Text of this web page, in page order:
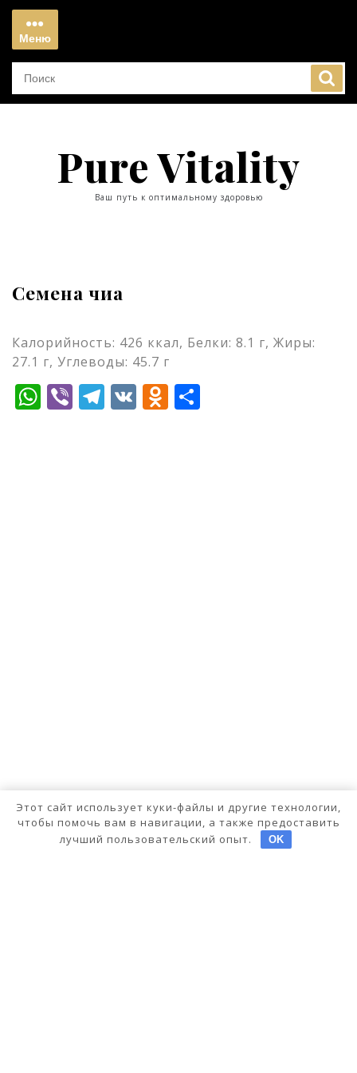
Перейти
содержимому
Меню
Меню
Pure Vitality
Ваш путь к оптимальному здоровью
Семена чиа
Калорийность: 426 ккал, Белки: 8.1 г, Жиры:
27.1 г, Углеводы: 45.7 г
WhatsApp
ViberTelegram
VKOdnoklassniki
Этот сайт использует куки-файлы и другие технологии,
чтобы помочь вам в навигации, а также предоставить
лучший пользовательский опыт.
OK